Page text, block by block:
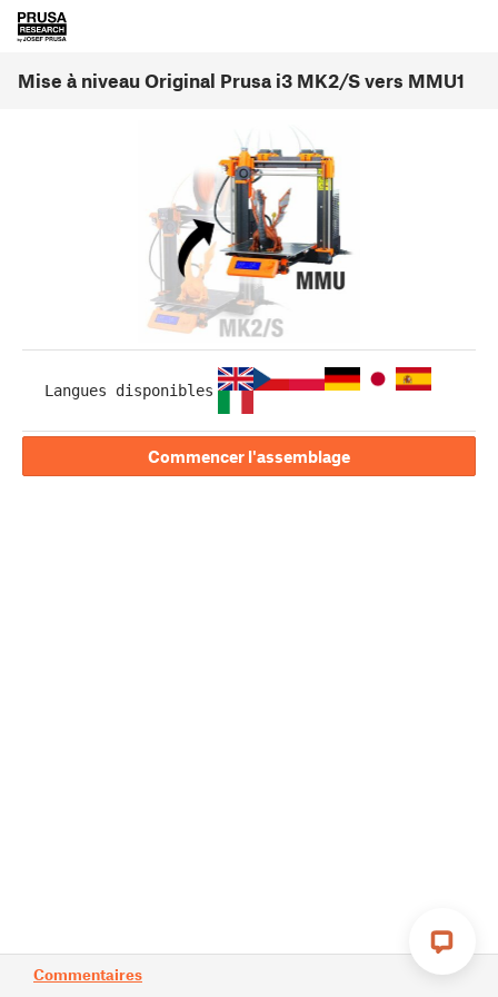
Mise à niveau Original Prusa i3 MK2/S vers MMU1
Commentaires
Langues disponibles
Commencer l'assemblage